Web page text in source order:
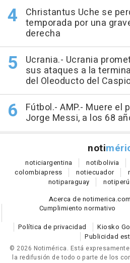
Christantus Uche se
temporada por una
derecha
Ucrania.- Ucrania
sus ataques a la
del Oleoducto del
Fútbol.- AMP.- Muere el
Jorge Messi, a los 68
noti
noticiargentina notibolivia
colombiapress notiecuador
notiparaguay notiperú
Acerca de notimerica.com
Cumplimiento normativo
Política de privacidad
Kiosko
Publicidad
© 2026 Notimérica. Está
la redifusión de todo o parte de los